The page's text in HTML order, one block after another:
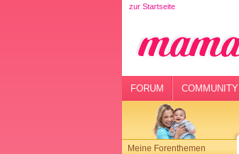
zur Startseite
FORUM COMMUNITY
Meine Forenthemen